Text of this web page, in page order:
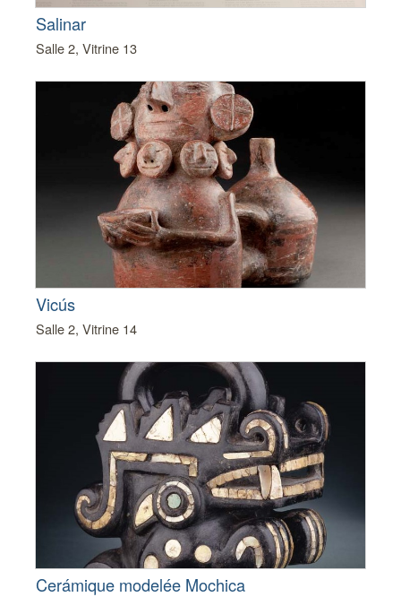
Salinar
Salle 2, Vitrine 13
Vicús
Salle 2, Vitrine 14
Cerámique modelée Mochica